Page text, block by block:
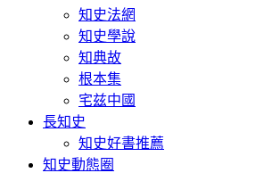
知史法網
知史學說
知典故
根本集
宅兹中國
長知史
知史好書推薦
知史動態圈